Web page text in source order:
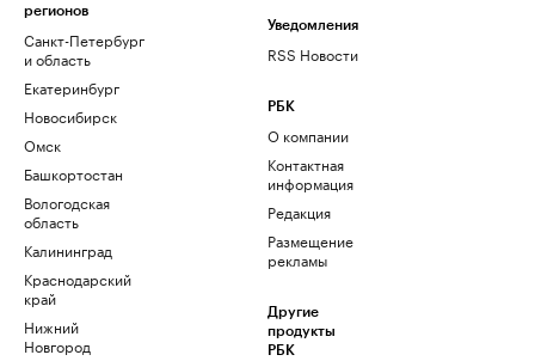
регионов
Санкт-Петербург
и область
Екатеринбург
Новосибирск
Омск
Башкортостан
Вологодская
область
Калининград
Краснодарский
край
Нижний
Новгород
Уведомления
RSS Новости
РБК
О компании
Контактная
информация
Редакция
Размещение
рекламы
Другие
продукты
РБК